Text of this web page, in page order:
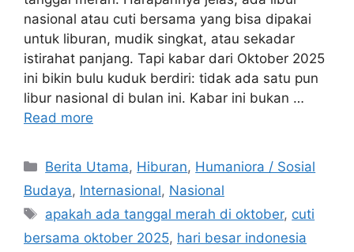
nasional atau cuti bersama yang bisa dipakai
untuk liburan, mudik singkat, atau sekadar
istirahat panjang. Tapi kabar dari Oktober 2025
ini bikin bulu kuduk berdiri: tidak ada satu pun
libur nasional di bulan ini. Kabar ini bukan …
Read more
C
a
e
g
Berita Utama, Hiburan, Humaniora / Sosial
Budaya, Internasional, Nasional
T
a
apakah ada tanggal merah di oktober, cuti
bersama oktober 2025, hari besar indonesia